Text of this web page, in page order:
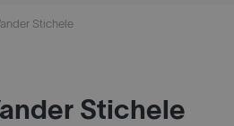
Stichele
Stichele